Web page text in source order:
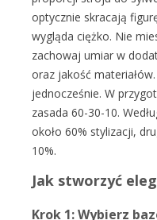
optycznie skracają
wygląda ciężko. Nie
zachowaj umiar w
oraz jakość
jednocześnie. W
zasada 60-30-10.
około 60% stylizacji,
10%.
Jak stworzyć
Krok 1: Wybierz